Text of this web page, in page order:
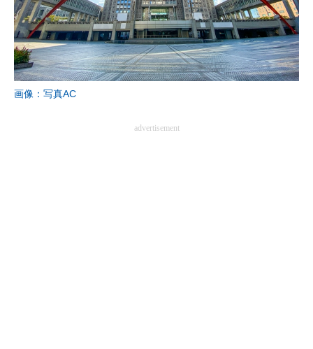
画像：写真AC
advertisement